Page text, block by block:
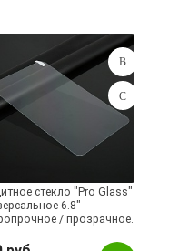
стекло "Pro Glass"
6.8"
/ прозрачное.